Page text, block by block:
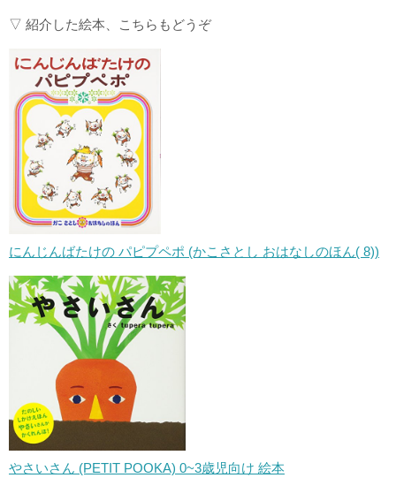
▽ 紹介した絵本、こちらもどうぞ
にんじんばたけの パピプペポ (かこさとし おはなしのほん( 8))
やさいさん (PETIT POOKA) 0~3歳児向け 絵本